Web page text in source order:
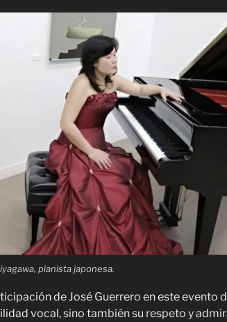
pianista japonesa.
de José Guerrero en este evento
vocal, sino también su respeto y